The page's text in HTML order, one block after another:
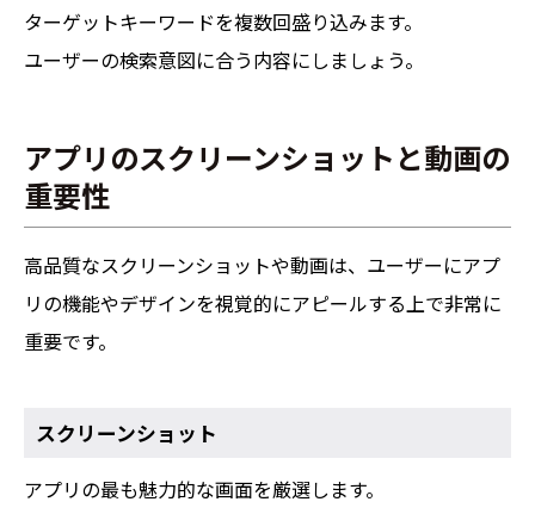
ターゲットキーワードを複数回盛り込みます。
ユーザーの検索意図に合う内容にしましょう。
アプリのスクリーンショットと動画の
重要性
高品質なスクリーンショットや動画は、ユーザーにアプ
リの機能やデザインを視覚的にアピールする上で非常に
重要です。
スクリーンショット
アプリの最も魅力的な画面を厳選します。